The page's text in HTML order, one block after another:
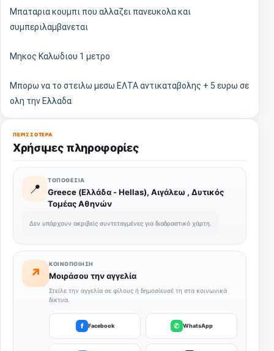
Μπαταρια κουμπι που αλλαζει πανευκολα και
συμπεριλαμβανεται
Μηκος Καλωδιου 1 μετρο
Μπορω να το στειλω μεσω ΕΛΤΑ αντικαταβολης + 5 ευρω σε
ολη την Ελλαδα
ΠΕΡΙΣΣΌΤΕΡΑ
Χρήσιμες πληροφορίες
📍
ΤΟΠΟΘΕΣΊΑ
Greece (Ελλάδα - Hellas), Αιγάλεω , Δυτικός
Τομέας Αθηνών
Δεν υπάρχουν ακριβείς συντεταγμένες για διαδραστικό χάρτη.
↗
ΚΟΙΝΟΠΟΊΗΣΗ
Μοιράσου την αγγελία
Στείλε την αγγελία σε φίλους ή δημοσίευσέ τη στα κοινωνικά
δίκτυα.
f Facebook ✆ WhatsApp